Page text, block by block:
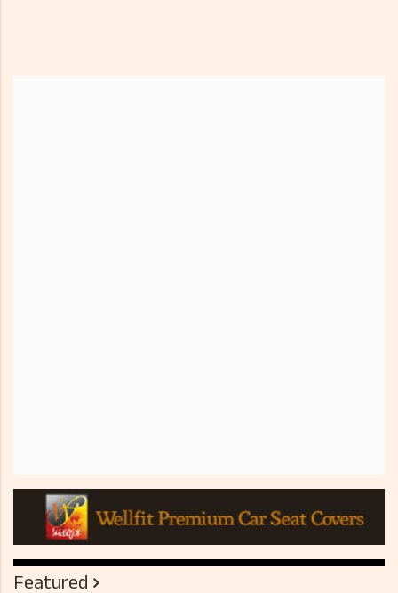
Featured